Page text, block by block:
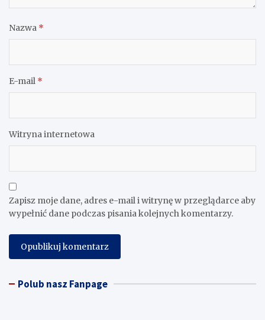
Nazwa *
E-mail *
Witryna internetowa
Zapisz moje dane, adres e-mail i witrynę w przeglądarce aby
wypełnić dane podczas pisania kolejnych komentarzy.
Polub nasz Fanpage